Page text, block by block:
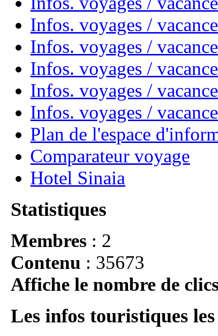
Infos. voyages /
Infos. voyages /
Infos. voyages /
Infos. voyages /
Infos. voyages /
Plan de l'espace
Comparateur voyage
Hotel Sinaia
Statistiques
Membres : 2
Contenu : 35673
Affiche le nombre de
Les infos touristiques